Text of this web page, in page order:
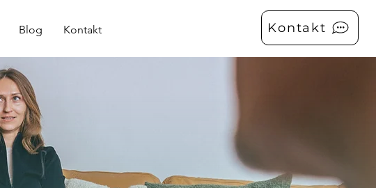
Blog Kontakt Kontakt